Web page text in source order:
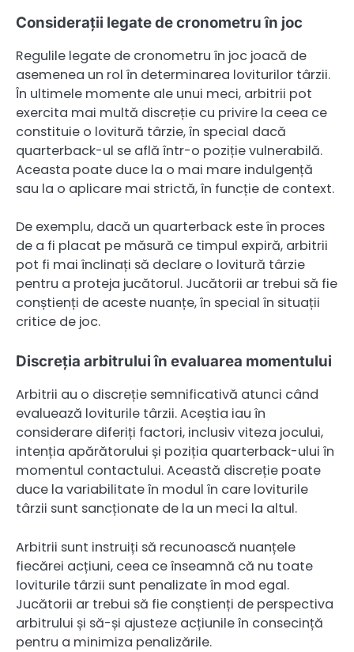
Considerații legate de cronometru în joc
Regulile legate de cronometru în joc joacă de
asemenea un rol în determinarea loviturilor târzii.
În ultimele momente ale unui meci, arbitrii pot
exercita mai multă discreție cu privire la ceea ce
constituie o lovitură târzie, în special dacă
quarterback-ul se află într-o poziție vulnerabilă.
Aceasta poate duce la o mai mare indulgență
sau la o aplicare mai strictă, în funcție de context.
De exemplu, dacă un quarterback este în proces
de a fi placat pe măsură ce timpul expiră, arbitrii
pot fi mai înclinați să declare o lovitură târzie
pentru a proteja jucătorul. Jucătorii ar trebui să fie
conștienți de aceste nuanțe, în special în situații
critice de joc.
Discreția arbitrului în evaluarea momentului
Arbitrii au o discreție semnificativă atunci când
evaluează loviturile târzii. Aceștia iau în
considerare diferiți factori, inclusiv viteza jocului,
intenția apărătorului și poziția quarterback-ului în
momentul contactului. Această discreție poate
duce la variabilitate în modul în care loviturile
târzii sunt sancționate de la un meci la altul.
Arbitrii sunt instruiți să recunoască nuanțele
fiecărei acțiuni, ceea ce înseamnă că nu toate
loviturile târzii sunt penalizate în mod egal.
Jucătorii ar trebui să fie conștienți de perspectiva
arbitrului și să-și ajusteze acțiunile în consecință
pentru a minimiza penalizările.